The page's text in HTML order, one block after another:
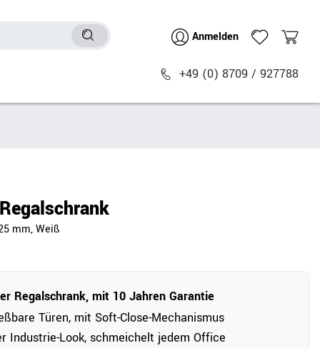
Anmelden
+49 (0) 8709 / 927788
Polstermöbel
mm, Weiß
Regalschrank, mit 10 Jahren Garantie
Türen, mit Soft-Close-Mechanismus
Industrie-Look, schmeichelt jedem Office